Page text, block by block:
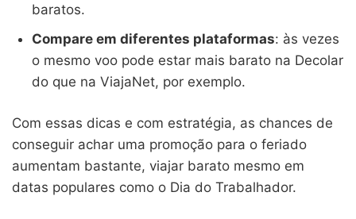
baratos.
Compare em diferentes plataformas: às vezes
o mesmo voo pode estar mais barato na Decolar
do que na ViajaNet, por exemplo.
Com essas dicas e com estratégia, as chances de
conseguir achar uma promoção para o feriado
aumentam bastante, viajar barato mesmo em
datas populares como o Dia do Trabalhador.